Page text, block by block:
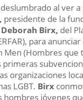
al ver a
presidente de la
Deborah Birx, del
para
(Hombres
primeras
organizaciones
LGBT. Birx
jóvenes